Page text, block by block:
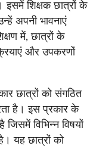
शिक्षक छात्रों के
अपनी भावनाएं
में, छात्रों के
और उपकरणों
छात्रों को संगठित
है। इस प्रकार के
विभिन्न विषयों
यह छात्रों को